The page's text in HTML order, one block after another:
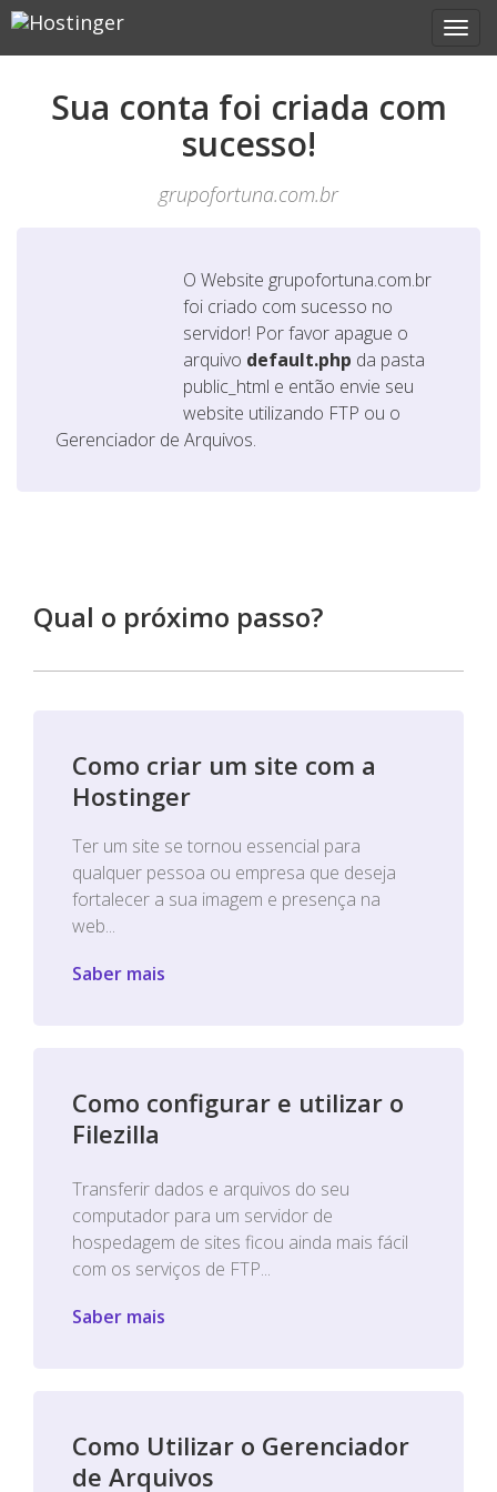
Sua conta foi criada com
sucesso!
grupofortuna.com.br
O Website grupofortuna.com.br
foi criado com sucesso no
servidor! Por favor apague o
arquivo default.php da pasta
public_html e então envie seu
website utilizando FTP ou o
Gerenciador de Arquivos.
Qual o próximo passo?
Como criar um site com a
Hostinger
Ter um site se tornou essencial para
qualquer pessoa ou empresa que deseja
fortalecer a sua imagem e presença na
web...
Saber mais
Como configurar e utilizar o
Filezilla
Transferir dados e arquivos do seu
computador para um servidor de
hospedagem de sites ficou ainda mais fácil
com os serviços de FTP...
Saber mais
Como Utilizar o Gerenciador
de Arquivos